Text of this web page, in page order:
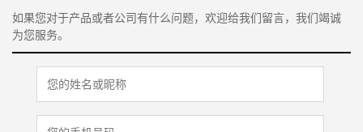
如果您对于产品或者公司有什么问题，欢迎给我们留言，我们竭诚
为您服务。